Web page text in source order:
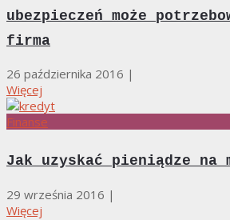
ubezpieczeń może
firma
26 października 2016 |
Więcej
Finanse
Jak uzyskać pieniądze na
29 września 2016 |
Więcej